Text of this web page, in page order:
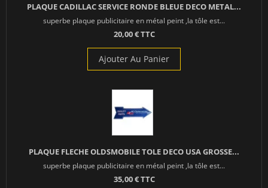
PLAQUE CADILLAC SERVICE RONDE BLEUE DECO METAL...
superbe plaque publicitaire en métal peint ,la tôle est...
20,00 € TTC
Ajouter Au Panier
PLAQUE FLECHE OLDSMOBILE TOLE DECO USA GROSSE...
superbe plaque publicitaire en métal peint ,la tôle est...
35,00 € TTC